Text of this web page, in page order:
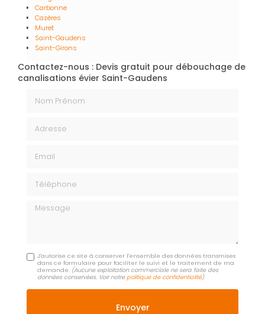
Carbonne
Cazères
Muret
Saint-Gaudens
Saint-Girons
Contactez-nous : Devis gratuit pour débouchage de
canalisations évier Saint-Gaudens
Message
J'autorise ce site à conserver l'ensemble des données transmises
dans ce formulaire pour faciliter le suivi et le traitement de ma
demande. (Aucune exploitation commerciale ne sera faite des
données conservées. Voir notrepolitique de confidentialité)